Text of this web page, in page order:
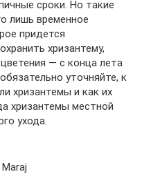
сроки. Но такие
лишь временное
придется
хризантему,
— с конца лета
уточняйте, к
хризантемы и как их
хризантемы местной
ухода.